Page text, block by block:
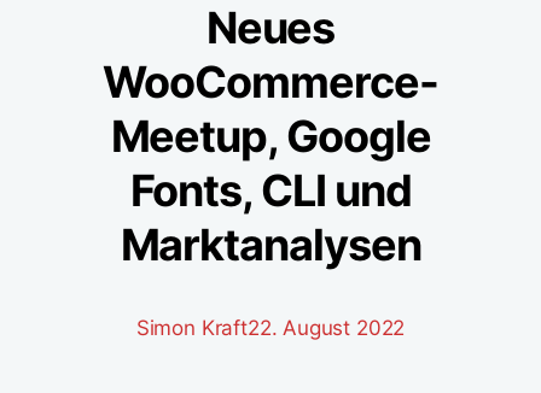
Neues
WooCommerce-
Meetup, Google
Fonts, CLI und
Marktanalysen
Simon Kraft22. August 2022